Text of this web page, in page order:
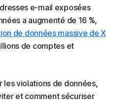
e-mail exposées
a augmenté de 16 %,
de données massive de X
de comptes et
violations de données,
et comment sécuriser